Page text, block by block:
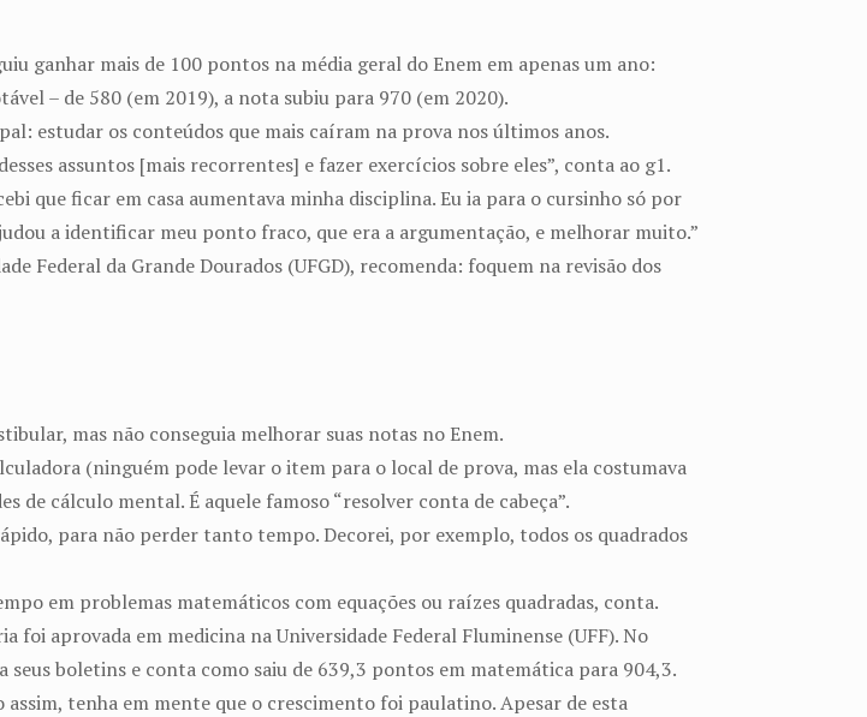
ganhar mais de 100 pontos na média geral do Enem em apenas um ano:
– de 580 (em 2019), a nota subiu para 970 (em 2020).
estudar os conteúdos que mais caíram na prova nos últimos anos.
assuntos [mais recorrentes] e fazer exercícios sobre eles”, conta ao g1.
que ficar em casa aumentava minha disciplina. Eu ia para o cursinho só por
a identificar meu ponto fraco, que era a argumentação, e melhorar muito.”
Federal da Grande Dourados (UFGD), recomenda: foquem na revisão dos
mas não conseguia melhorar suas notas no Enem.
(ninguém pode levar o item para o local de prova, mas ela costumava
de cálculo mental. É aquele famoso “resolver conta de cabeça”.
para não perder tanto tempo. Decorei, por exemplo, todos os quadrados
em problemas matemáticos com equações ou raízes quadradas, conta.
aprovada em medicina na Universidade Federal Fluminense (UFF). No
boletins e conta como saiu de 639,3 pontos em matemática para 904,3.
tenha em mente que o crescimento foi paulatino. Apesar de esta